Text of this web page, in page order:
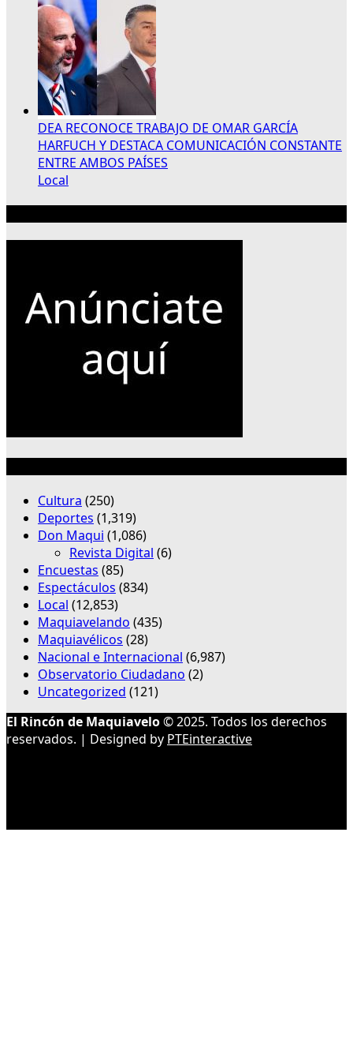
DEA RECONOCE TRABAJO DE OMAR GARCÍA
HARFUCH Y DESTACA COMUNICACIÓN CONSTANTE
ENTRE AMBOS PAÍSES
Local
Cultura (250)
Deportes (1,319)
Don Maqui (1,086)
Revista Digital (6)
Encuestas (85)
Espectáculos (834)
Local (12,853)
Maquiavelando (435)
Maquiavélicos (28)
Nacional e Internacional (6,987)
Observatorio Ciudadano (2)
Uncategorized (121)
El Rincón de Maquiavelo© 2025. Todos los derechos
reservados. | Designed by PTEinteractive